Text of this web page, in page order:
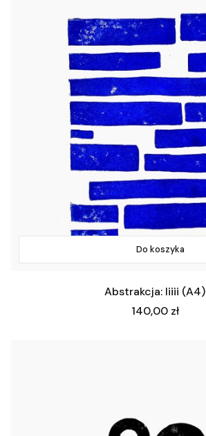
Do koszyka
Abstrakcja: Iiiii (A4)
Cena
140,00 zł